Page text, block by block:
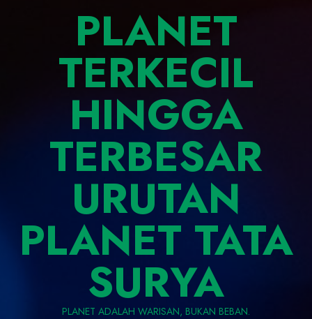
PLANET
TERKECIL
HINGGA
TERBESAR
URUTAN
PLANET TATA
SURYA
PLANET ADALAH WARISAN, BUKAN BEBAN.